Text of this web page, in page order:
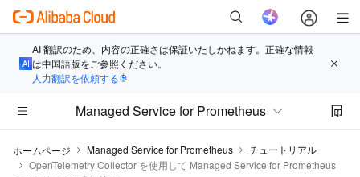
AI 翻訳のため、内容の正確さは保証いたしかねます。正確な情報
は中国語版をご参照ください。
人力翻訳を依頼する
Managed Service for Prometheus
ホームページ Managed Service for Prometheus
チュートリアル
OpenTelemetry Collector を使用して Managed Service for Prometheus